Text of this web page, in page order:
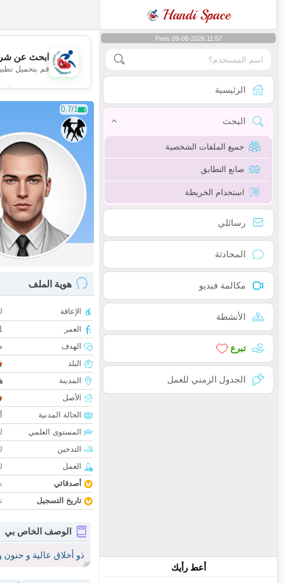
Handi Space
Paris 09-08-2026 11:57
الرئيسية
البحث
جميع الملفات الشخصية
صانع التطابق
استخدام الخريطة
رسائلي
المحادثة
مكالمة فيديو
الأنشطة
تبرع
الجدول الزمني للعمل
أعط رأيك
ابحث عن
قم بتحميل
0.7/1
هوية الملف
الإعاقة
العمر
الهدف
البلد
المدينة
الأصل
الحالة المدنية
المستوى العلمي
التدخين
العمل
أصدقائي
تاريخ التسجيل
الوصف الخاص بي
ذو أخلاق عالية و حنون